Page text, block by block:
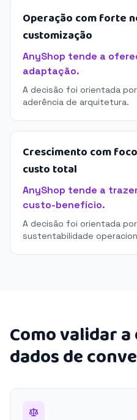
Operação com forte
customização
AnyShop tende a
adaptação.
A decisão foi orientada
aderência de arquitetura.
Crescimento com
custo total
AnyShop tende a
custo-benefício.
A decisão foi orientada
sustentabilidade
Como validar
dados de